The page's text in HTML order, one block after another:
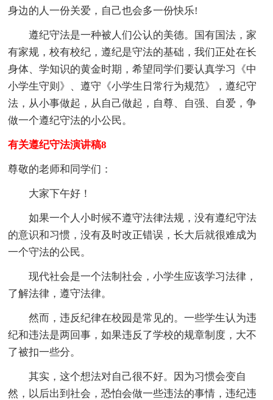
身边的人一份关爱，自己也会多一份快乐!
遵纪守法是一种被人们公认的美德。国有国法，家
有家规，校有校纪，遵纪是守法的基础，我们正处在长
身体、学知识的黄金时期，希望同学们要认真学习《中
小学生守则》、遵守《小学生日常行为规范》，遵纪守
法，从小事做起，从自己做起，自尊、自强、自爱，争
做一个遵纪守法的小公民。
有关遵纪守法演讲稿8
尊敬的老师和同学们：
大家下午好！
如果一个人小时候不遵守法律法规，没有遵纪守法
的意识和习惯，没有及时改正错误，长大后就很难成为
一个守法的公民。
现代社会是一个法制社会，小学生应该学习法律，
了解法律，遵守法律。
然而，违反纪律在校园是常见的。一些学生认为违
纪和违法是两回事，如果违反了学校的规章制度，大不
了被扣一些分。
其实，这个想法对自己很不好。因为习惯会变自
然，以后出到社会，恐怕会做一些违法的事情，违纪违